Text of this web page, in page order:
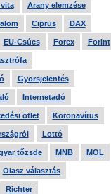
Arany elemzése
Ciprus DAX
EU-Csúcs Forex Forint
Gyorsjelentés
Internetadó
ötlet Koronavírus
Lottó
tőzsde MNB MOL
Olasz választás
Richter